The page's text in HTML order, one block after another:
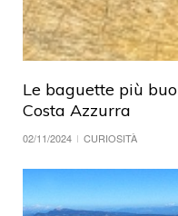
Le baguette più
Costa Azzurra
02/11/2024 CURIOSITÀ